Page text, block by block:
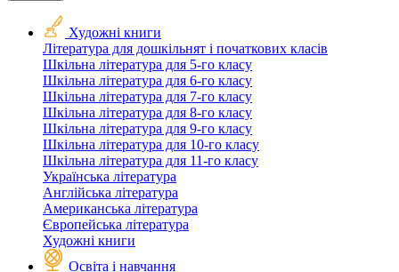
Художні книги
Література для дошкільнят і початкових класів
Шкільна література для 5-го класу
Шкільна література для 6-го класу
Шкільна література для 7-го класу
Шкільна література для 8-го класу
Шкільна література для 9-го класу
Шкільна література для 10-го класу
Шкільна література для 11-го класу
Українська література
Англійська література
Американська література
Європейська література
Художні книги
Освіта і навчання